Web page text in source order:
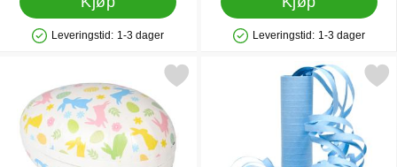
Produkttilgjengelighet: På lager
Leveringstid: 1-3 dager
Produkttilgjengelighet: På lager
Leveringstid: 1-3 dager
Merk harer Påskeegg 8x12 cm som favoritt
Merk lyseblå